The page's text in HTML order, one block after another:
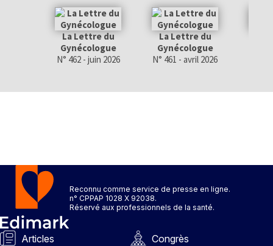
La Lettre du
Gynécologue
N° 462 - juin 2026
La Lettre du
Gynécologue
N° 461 - avril 2026
Reconnu comme service de presse en ligne.
n° CPPAP 1028 X 92038.
Réservé aux professionnels de la santé.
Articles Congrès